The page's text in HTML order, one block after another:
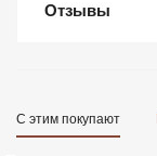
Отзывы
С этим покупают